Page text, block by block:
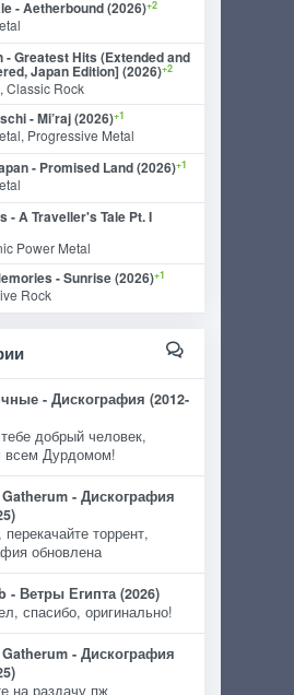
- Aetherbound (2026)+2
- Greatest Hits (Extended and
Japan Edition] (2026)+2
Classic Rock
- Mi’raj (2026)+1
Progressive Metal
- Promised Land (2026)+1
- A Traveller's Tale Pt. I
Power Metal
- Sunrise (2026)+1
Rock
- Дискография (2012-
добрый человек,
всем Дурдомом!
- Дискография
торрент,
обновлена
- Ветры Египта (2026)
спасибо, оригинально!
- Дискография
на раздачу пж